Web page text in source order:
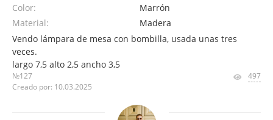
Color:
Marrón
Material:
Madera
Vendo lámpara de mesa con bombilla, usada unas tres
veces.
largo 7,5 alto 2,5 ancho 3,5
№127
Creado por: 10.03.2025
497